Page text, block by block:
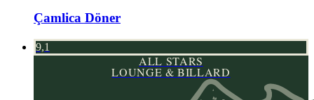
Çamlica Döner
9,1
ALL STARS
LOUNGE & BILLARD